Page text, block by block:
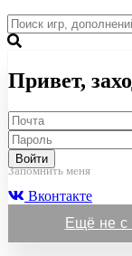
Привет,
Войти
Запомнить меня
Вконтакте
Ещё не